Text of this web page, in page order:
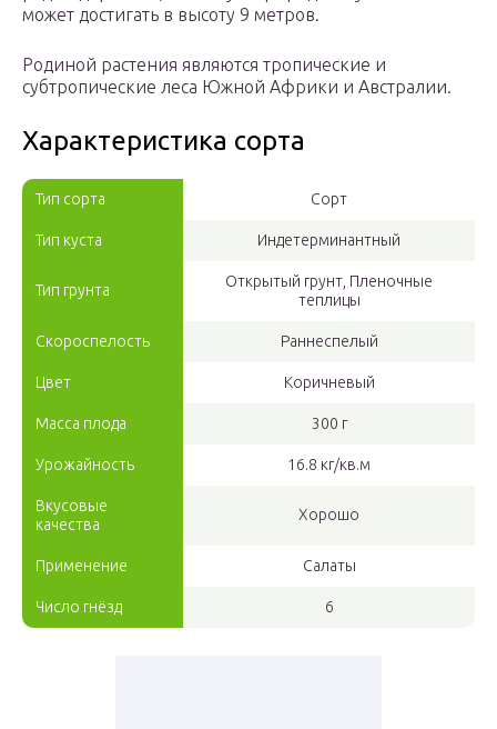
может достигать в высоту 9 метров.
Родиной растения являются тропические и
субтропические леса Южной Африки и Австралии.
Характеристика сорта
Тип сорта Сорт
Тип куста Индетерминантный
Тип грунта
Открытый грунт, Пленочные
теплицы
Скороспелость Раннеспелый
Цвет Коричневый
Масса плода 300 г
Урожайность 16.8 кг/кв.м
Вкусовые
качества
Хорошо
Применение Салаты
Число гнёзд 6